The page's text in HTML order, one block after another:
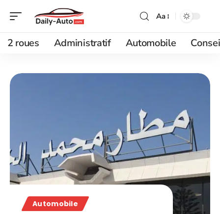
Aa
2 roues Administratif Automobile
Automobile